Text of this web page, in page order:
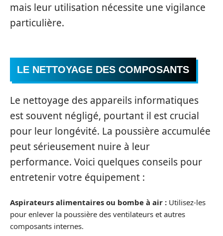
mais leur utilisation nécessite une vigilance
particulière.
LE NETTOYAGE DES COMPOSANTS
Le nettoyage des appareils informatiques
est souvent négligé, pourtant il est crucial
pour leur longévité. La poussière accumulée
peut sérieusement nuire à leur
performance. Voici quelques conseils pour
entretenir votre équipement :
Aspirateurs alimentaires ou bombe à air : Utilisez-les
pour enlever la poussière des ventilateurs et autres
composants internes.